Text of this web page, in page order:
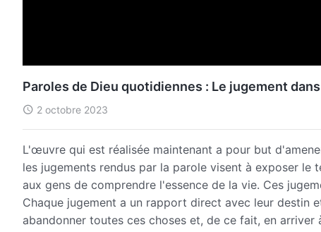
Paroles de Dieu quotidiennes : Le jugement
2 octobre 2023
L'œuvre qui est réalisée maintenant a pour but
les jugements rendus par la parole visent à exposer
aux gens de comprendre l'essence de la vie. Ces
Chaque jugement a un rapport direct avec leur destin
abandonner toutes ces choses et, de ce fait, en